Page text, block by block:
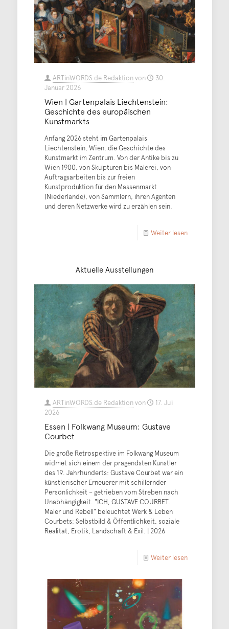
ARTinWORDS.de Redaktionvon
30.
Januar 2026
Wien | Gartenpalais Liechtenstein:
Geschichte des europäischen
Kunstmarkts
Anfang 2026 steht im Gartenpalais
Liechtenstein, Wien, die Geschichte des
Kunstmarkt im Zentrum. Von der Antike bis zu
Wien 1900, von Skulpturen bis Malerei, von
Auftragsarbeiten bis zur freien
Kunstproduktion für den Massenmarkt
(Niederlande), von Sammlern, ihren Agenten
und deren Netzwerke wird zu erzählen sein.
Weiter lesen
Aktuelle Ausstellungen
ARTinWORDS.de Redaktionvon
17. Juli
2026
Essen | Folkwang Museum: Gustave
Courbet
Die große Retrospektive im Folkwang Museum
widmet sich einem der prägendsten Künstler
des 19. Jahrhunderts: Gustave Courbet war ein
künstlerischer Erneuerer mit schillernder
Persönlichkeit – getrieben vom Streben nach
Unabhängigkeit. "ICH, GUSTAVE COURBET.
Maler und Rebell" beleuchtet Werk & Leben
Courbets: Selbstbild & Öffentlichkeit, soziale
Realität, Erotik, Landschaft & Exil. | 2026
Weiter lesen